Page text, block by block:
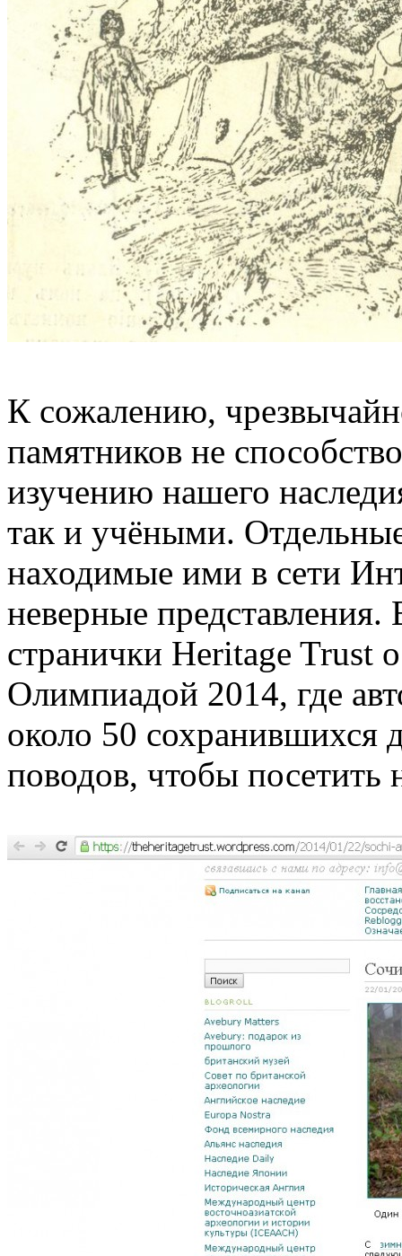
К сожалению,
памятников не
изучению нашего
так и учёными.
находимые ими в сети
неверные
странички Heritage Trust
Олимпиадой 2014, где
около 50 сохранившихся
поводов, чтобы